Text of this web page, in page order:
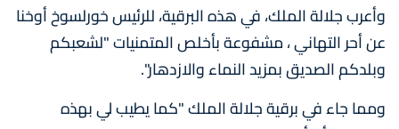
وأعرب جلالة الملك، في هذه البرقية، للرئيس خورلسوخ أوخنا
عن أحر التهاني ، مشفوعة بأخلص المتمنيات "لشعبكم
وبلدكم الصديق بمزيد النماء والازدهار".
ومما جاء في برقية جلالة الملك "كما يطيب لي بهذه